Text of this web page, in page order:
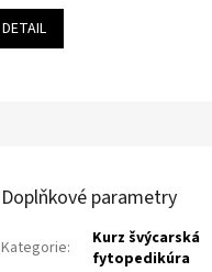
DETAIL
Doplňkové parametry
Kategorie:
Kurz švýcarská
fytopedikúra